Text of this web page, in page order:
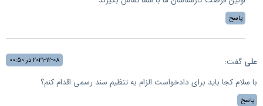
پاسخ
علی گفت: 2021-12-08 در 00:50
با سلام کجا باید برای دادخواست الزام به تنظیم سند رسمی اقدام کنم؟
پاسخ